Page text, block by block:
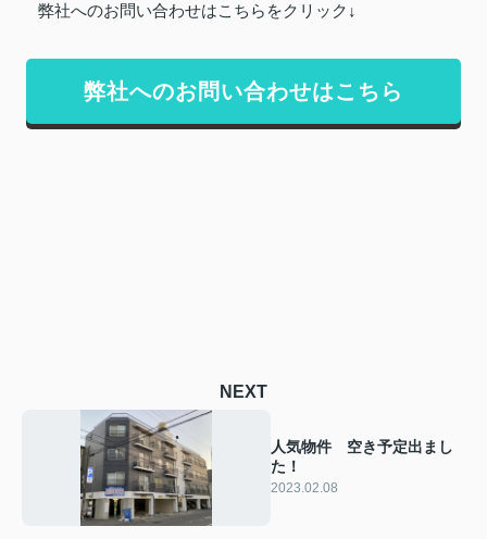
弊社へのお問い合わせはこちらをクリック↓
弊社へのお問い合わせはこちら
NEXT
人気物件 空き予定出まし
た！
2023.02.08